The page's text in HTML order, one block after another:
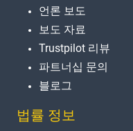
언론 보도
보도 자료
Trustpilot 리뷰
파트너십 문의
블로그
법률 정보